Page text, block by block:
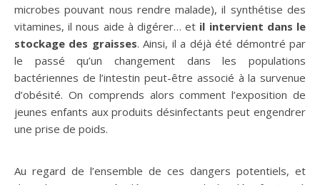
microbes pouvant nous rendre malade), il synthétise des
vitamines, il nous aide à digérer… et il intervient dans le
stockage des graisses. Ainsi, il a déjà été démontré par
le passé qu’un changement dans les populations
bactériennes de l’intestin peut-être associé à la survenue
d’obésité. On comprends alors comment l’exposition de
jeunes enfants aux produits désinfectants peut engendrer
une prise de poids.
Au regard de l’ensemble de ces dangers potentiels, et